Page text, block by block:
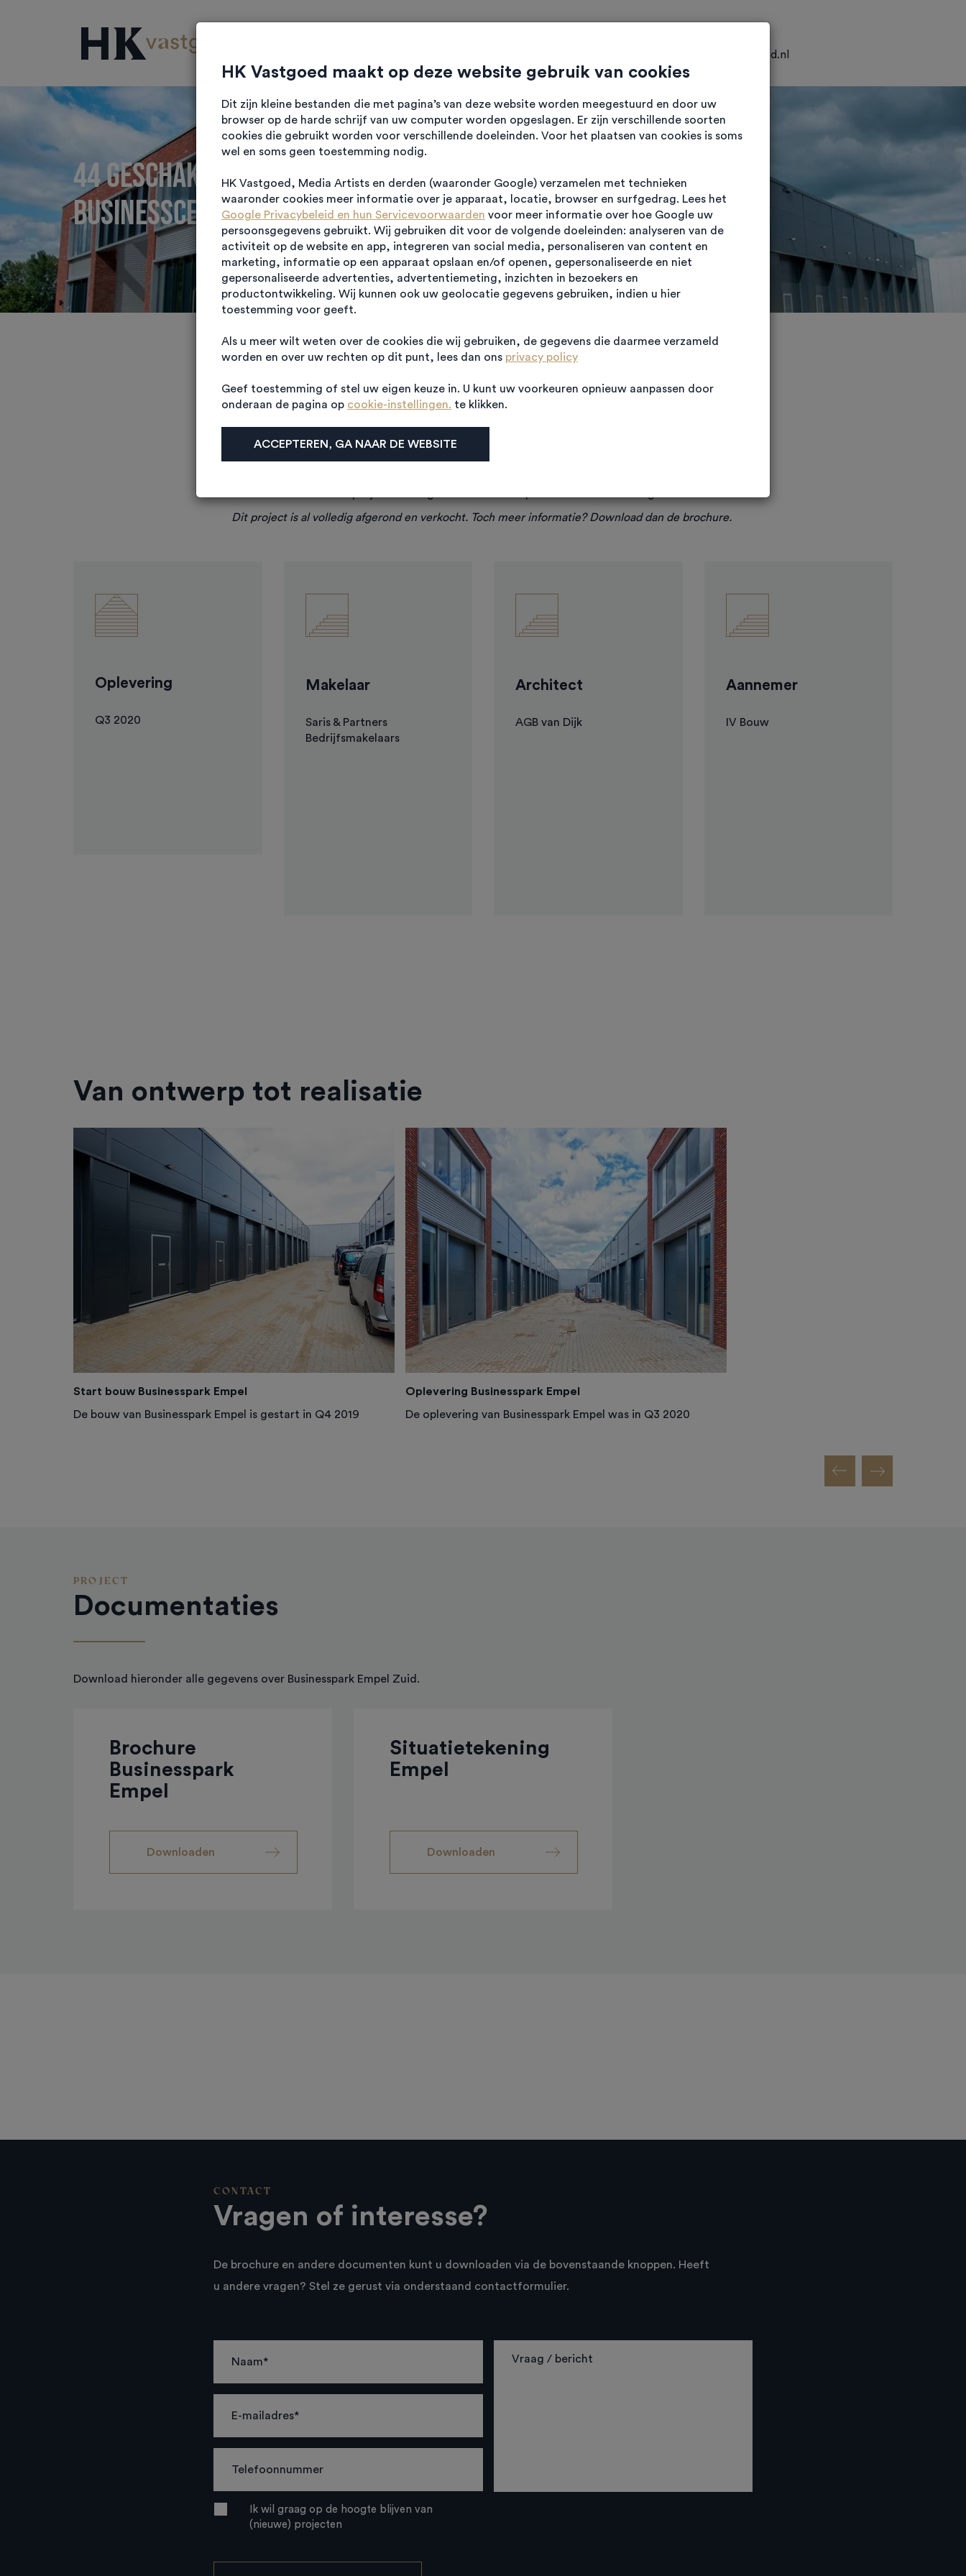
info@hkvastgoed.nl
44 geschakelde bedrijfsunits
Businesscenter Empel Zuid
PROJECTINFORMATIE
Algemene informatie
Businesscenter Empel Zuid bestaat uit 44 geschakelde (opslag)units met een bruto vloeroppervlakte
van circa 32m² tot 160m2. De vier units aan de straatzijde worden met verdiepingsvloer opgeleverd.
De hoogwaardige uitstraling van bedrijventerrein Empel-Zuid is door de architect doorgetrokken
Dit project is al volledig afgerond en verkocht. Toch meer informatie? Download dan de brochure.
Oplevering
Q3 2020
Makelaar
Saris & Partners
Bedrijfsmakelaars
Architect
AGB van Dijk
Aannemer
IV Bouw
Van ontwerp tot realisatie
Start bouw Businesspark Empel
De bouw van Businesspark Empel is gestart in Q4 2019
Oplevering Businesspark Empel
De oplevering van Businesspark Empel was in Q3 2020
PROJECT
Documentaties
Download hieronder alle gegevens over Businesspark Empel Zuid.
Brochure
Businesspark
Empel
Downloaden
Situatietekening
Empel
Downloaden
CONTACT
Vragen of interesse?
De brochure en andere documenten kunt u downloaden via de bovenstaande knoppen. Heeft
u andere vragen? Stel ze gerust via onderstaand contactformulier.
Ik wil graag op de hoogte blijven van
(nieuwe) projecten
HK Vastgoed maakt op deze website gebruik van cookies
Dit zijn kleine bestanden die met pagina’s van deze website worden meegestuurd en door uw
browser op de harde schrijf van uw computer worden opgeslagen. Er zijn verschillende soorten
cookies die gebruikt worden voor verschillende doeleinden. Voor het plaatsen van cookies is soms
wel en soms geen toestemming nodig.
HK Vastgoed, Media Artists en derden (waaronder Google) verzamelen met technieken
waaronder cookies meer informatie over je apparaat, locatie, browser en surfgedrag. Lees het
Google Privacybeleid en hun Servicevoorwaarden voor meer informatie over hoe Google uw
persoonsgegevens gebruikt. Wij gebruiken dit voor de volgende doeleinden: analyseren van de
activiteit op de website en app, integreren van social media, personaliseren van content en
marketing, informatie op een apparaat opslaan en/of openen, gepersonaliseerde en niet
gepersonaliseerde advertenties, advertentiemeting, inzichten in bezoekers en
productontwikkeling. Wij kunnen ook uw geolocatie gegevens gebruiken, indien u hier
toestemming voor geeft.
Als u meer wilt weten over de cookies die wij gebruiken, de gegevens die daarmee verzameld
worden en over uw rechten op dit punt, lees dan ons privacy policy
Geef toestemming of stel uw eigen keuze in. U kunt uw voorkeuren opnieuw aanpassen door
onderaan de pagina op cookie-instellingen. te klikken.
ACCEPTEREN, GA NAAR DE WEBSITE